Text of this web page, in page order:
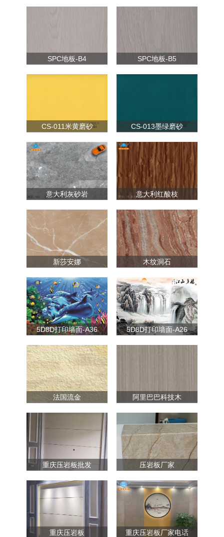
SPC地板-B4 SPC地板-B5
CS-011米黄磨砂 CS-013墨绿磨砂
意大利灰砂岩 意大利红酸枝
新莎安娜 木纹洞石
5D8D打印墙面-A36 5D8D打印墙面-A26
法国流金 阿里巴巴科技木
重庆压岩板批发 压岩板厂家
重庆压岩板 重庆压岩板厂家电话